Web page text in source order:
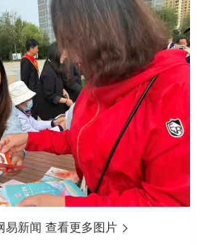
易新闻 查看更多图片